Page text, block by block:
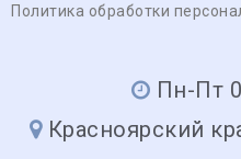
Политика обработки
Пн-Пт
Красноярский